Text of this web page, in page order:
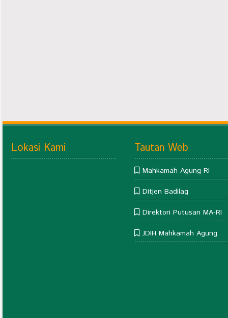
Lokasi Kami Tautan Web
Mahkamah Agung RI
Ditjen Badilag
Direktori Putusan MA-RI
JDIH Mahkamah Agung